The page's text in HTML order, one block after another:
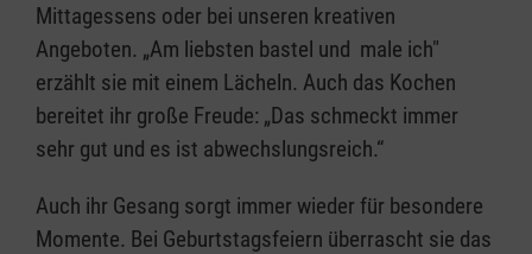
Mittagessens oder bei unseren kreativen
Angeboten. „Am liebsten bastel und male ich"
erzählt sie mit einem Lächeln. Auch das Kochen
bereitet ihr große Freude: „Das schmeckt immer
sehr gut und es ist abwechslungsreich.“
Auch ihr Gesang sorgt immer wieder für besondere
Momente. Bei Geburtstagsfeiern überrascht sie das